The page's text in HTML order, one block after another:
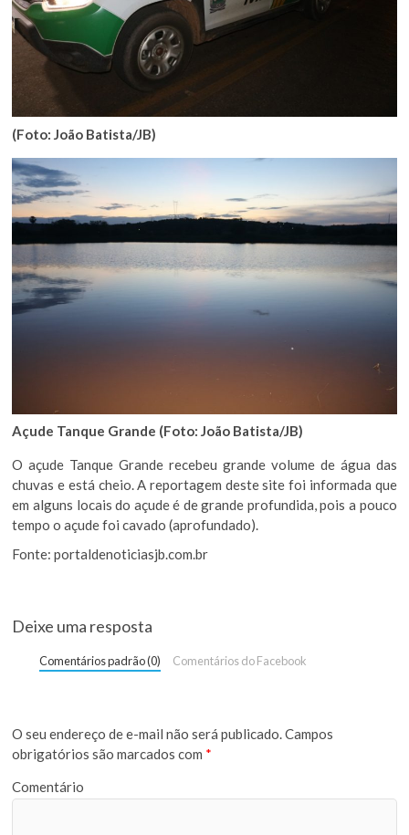
(Foto: João Batista/JB)
Açude Tanque Grande (Foto: João Batista/JB)
O açude Tanque Grande recebeu grande volume de água das
chuvas e está cheio. A reportagem deste site foi informada que
em alguns locais do açude é de grande profundida, pois a pouco
tempo o açude foi cavado (aprofundado).
Fonte: portaldenoticiasjb.com.br
Deixe uma resposta
Comentários padrão (0) Comentários do Facebook
O seu endereço de e-mail não será publicado.Campos
obrigatórios são marcados com *
Comentário